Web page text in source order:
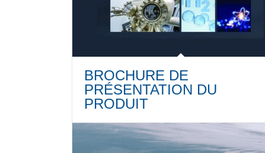
BROCHURE DE
PRÉSENTATION DU
PRODUIT